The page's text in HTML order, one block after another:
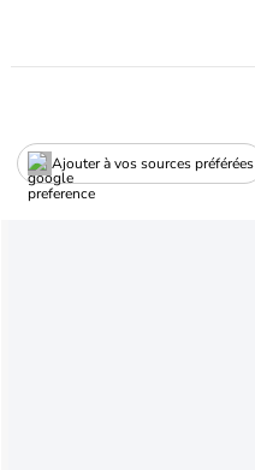
Ajouter à vos sources préférées